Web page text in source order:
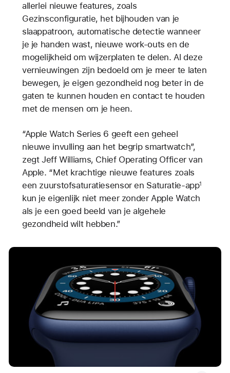
allerlei nieuwe features, zoals
Gezinsconfiguratie, het bijhouden van je
slaappatroon, automatische detectie wanneer
je je handen wast, nieuwe work-outs en de
mogelijkheid om wijzerplaten te delen. Al deze
vernieuwingen zijn bedoeld om je meer te laten
bewegen, je eigen gezondheid nog beter in de
gaten te kunnen houden en contact te houden
met de mensen om je heen.
“Apple Watch Series 6 geeft een geheel
nieuwe invulling aan het begrip smartwatch”,
zegt Jeff Williams, Chief Operating Officer van
Apple. “Met krachtige nieuwe features zoals
een zuurstofsaturatiesensor en Saturatie-app1
kun je eigenlijk niet meer zonder Apple Watch
als je een goed beeld van je algehele
gezondheid wilt hebben.”